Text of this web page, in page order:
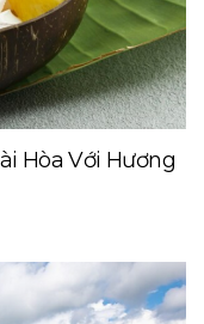
Hòa Với Hương